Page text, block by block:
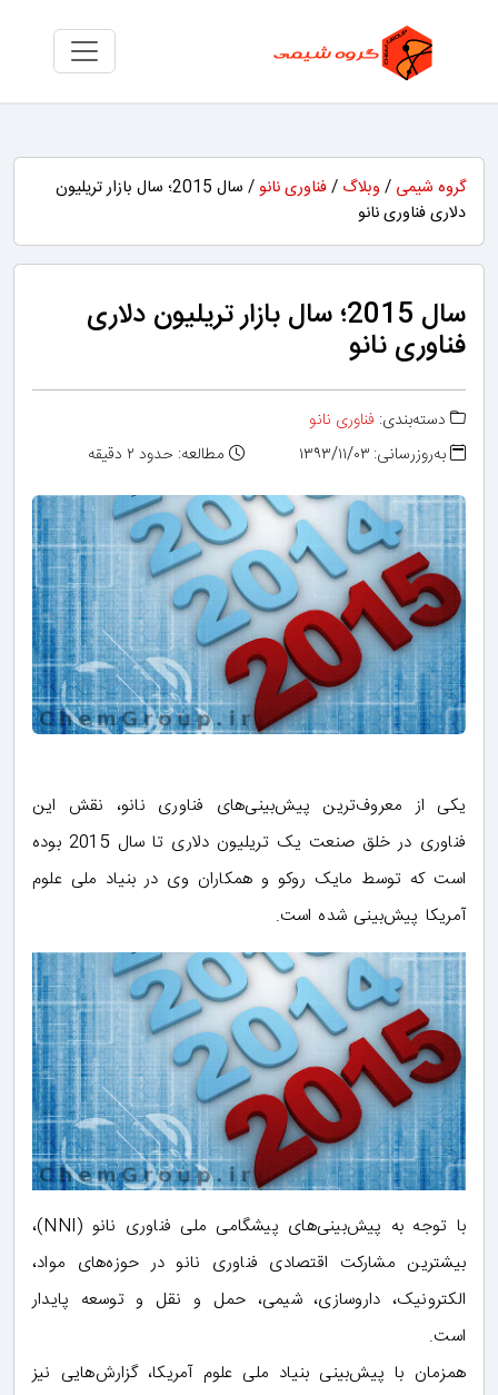
گروه شیمی / وبلاگ /فناوری نانو
/ سال 2015؛ سال بازار تریلیون
دلاری فناوری‌ نانو
سال 2015؛ سال بازار تریلیون دلاری
فناوری‌ نانو
دسته‌بندی: فناوری نانو
به‌روزرسانی: ۱۳۹۳/۱۱/۰۳
مطالعه: حدود ۲ دقیقه
یکی از معروف‌ترین پیش‌بینی‌های فناوری‌ نانو، نقش این
فناوری در خلق صنعت یک تریلیون دلاری تا سال 2015 بوده
است که توسط مایک روکو و همکاران وی در بنیاد ملی علوم
آمریکا پیش‌بینی شده است.
با توجه به پیش‌بینی‌های پیشگامی ملی فناوری‌ نانو (NNI)،
بیشترین مشارکت اقتصادی فناوری‌ نانو در حوزه‌های مواد،
الکترونیک، داروسازی، شیمی، حمل و نقل و توسعه پایدار
است.
همزمان با پیش‌بینی بنیاد ملی علوم آمریکا، گزارش‌هایی نیز